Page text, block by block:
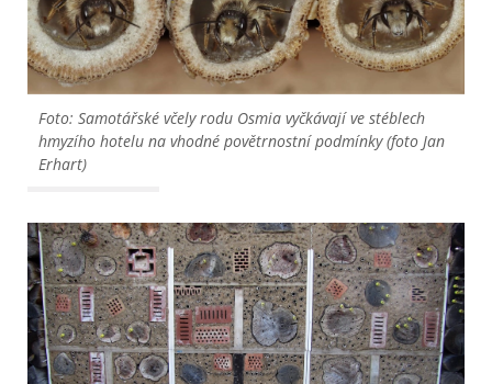
Foto: Samotářské včely rodu Osmia vyčkávají ve stéblech
hmyzího hotelu na vhodné povětrnostní podmínky (foto Jan
Erhart)